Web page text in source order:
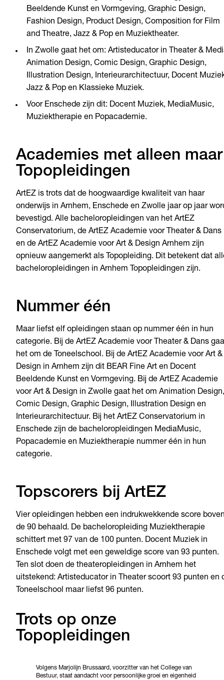
Beeldende Kunst en Vormgeving, Graphic Design,
Fashion Design, Product Design, Composition for Film
and Theatre, Jazz & Pop en Muziektheater.
In Zwolle gaat het om: Artisteducator in Theater &
Animation Design, Comic Design, Graphic Design,
Illustration Design, Interieurarchitectuur, Docent
Jazz & Pop en Klassieke Muziek.
Voor Enschede zijn dit: Docent Muziek, MediaMusic,
Muziektherapie en Popacademie.
Academies met alleen maar
Topopleidingen
ArtEZ is trots dat de hoogwaardige kwaliteit van haar
onderwijs in Arnhem, Enschede en Zwolle jaar op jaar
bevestigd. Alle bacheloropleidingen van het ArtEZ
Conservatorium, de ArtEZ Academie voor Theater & Dans
en de ArtEZ Academie voor Art & Design Arnhem zijn
opnieuw aangemerkt als Topopleiding. Dit betekent dat
bacheloropleidingen in Arnhem Topopleidingen zijn.
Nummer één
Maar liefst elf opleidingen staan op nummer één in hun
categorie. Bij de ArtEZ Academie voor Theater & Dans
het om de Toneelschool. Bij de ArtEZ Academie voor Art &
Design in Arnhem zijn dit BEAR Fine Art en Docent
Beeldende Kunst en Vormgeving. Bij de ArtEZ Academie
voor Art & Design in Zwolle gaat het om Animation Design,
Comic Design, Graphic Design, Illustration Design en
Interieurarchitectuur. Bij het ArtEZ Conservatorium in
Enschede zijn de bacheloropleidingen MediaMusic,
Popacademie en Muziektherapie nummer één in hun
categorie.
Topscorers bij ArtEZ
Vier opleidingen hebben een indrukwekkende score
de 90 behaald. De bacheloropleiding Muziektherapie
schittert met 97 van de 100 punten. Docent Muziek in
Enschede volgt met een geweldige score van 93 punten.
Ten slot doen de theateropleidingen in Arnhem het
uitstekend: Artisteducator in Theater scoort 93 punten en
Toneelschool maar liefst 96 punten.
Trots op onze
Topopleidingen
Volgens Marjolijn Brussaard, voorzitter van het College van
Bestuur, staat aandacht voor persoonlijke groei en eigenheid